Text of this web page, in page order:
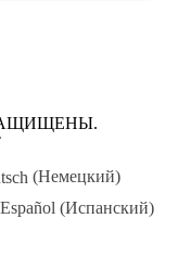
ЗАЩИЩЕНЫ.
(Немецкий)
Español (Испанский)